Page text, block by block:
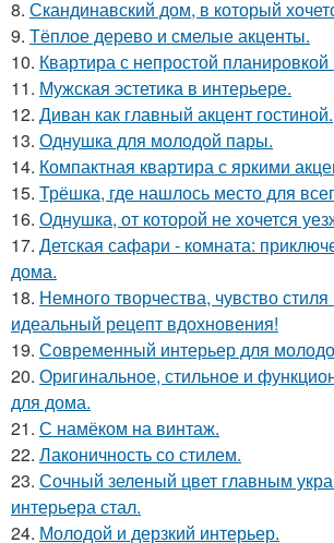
8. Скандинавский дом, в который
9. Тёплое дерево и смелые акценты.
10. Квартира с непростой
11. Мужская эстетика в интерьере.
12. Диван как главный акцент гостиной.
13. Однушка для молодой пары.
14. Компактная квартира с яркими
15. Трёшка, где нашлось место для
16. Однушка, от которой не хочется
17. Детская сафари - комната:
дома.
18. Немного творчества, чувство
идеальный рецепт вдохновения!
19. Современный интерьер для
20. Оригинальное, стильное и
для дома.
21. С намёком на винтаж.
22. Лаконичность со стилем.
23. Сочный зеленый цвет главным
интерьера стал.
24. Молодой и дерзкий интерьер.